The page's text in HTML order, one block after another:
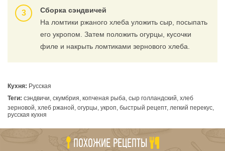
Сборка сэндвичей
На ломтики ржаного хлеба уложить сыр, посыпать
его укропом. Затем положить огурцы, кусочки
филе и накрыть ломтиками зернового хлеба.
Кухня: Русская
Теги: сэндвичи, скумбрия, копченая рыба, сыр голландский, хлеб
зерновой, хлеб ржаной, огурцы, укроп, быстрый рецепт, легкий перекус,
русская кухня
ПОХОЖИЕ РЕЦЕПТЫ